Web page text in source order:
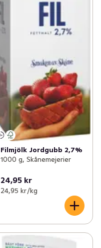
Filmjölk Jordgubb 2,7%
1000 g, Skånemejerier
24,95 kr
24,95 kr /kg